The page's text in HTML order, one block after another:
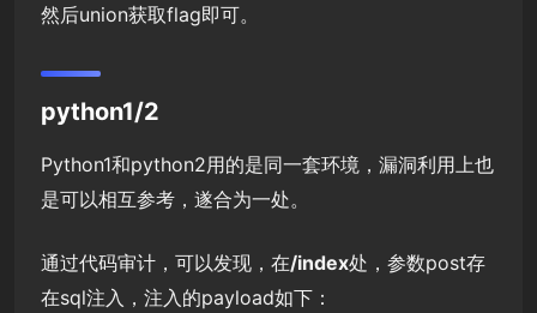
然后union获取flag即可。
python1/2
Python1和python2用的是同一套环境，漏洞利用上也
是可以相互参考，遂合为一处。
通过代码审计，可以发现，在/index处，参数post存
在sql注入，注入的payload如下：